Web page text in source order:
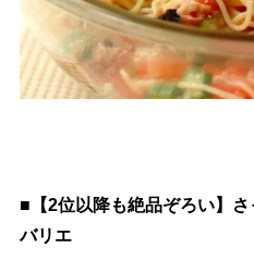
■【2位以降も絶品ぞろい】
バリエ